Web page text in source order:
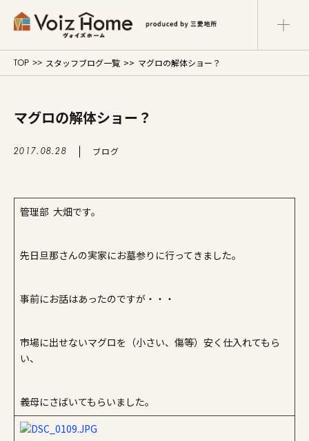
よくある質問 来場予約
スタッフブログ
会員登録
コーポレートサイト リフォームサイト
マンションサイト
Voiz Homeの家づくり
商品ラインナップ
販売物件
家づくりコラム
TOP スタッフブログ一覧 マグロの解体ショー？
マグロの解体ショー？
2017.08.28 ブログ
管理部 大畑です。
先日旦那さんの実家にお墓参りに行ってきました。
事前にお話はあったのですが・・・
市場に出せないマグロを（小さい、傷等）安く仕入れてもら
い、
義母にさばいてもらいました。